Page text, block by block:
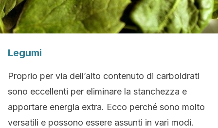
Legumi
Proprio per via dell’alto contenuto di carboidrati
sono eccellenti per eliminare la stanchezza e
apportare energia extra. Ecco perché sono molto
versatili e possono essere assunti in vari modi.